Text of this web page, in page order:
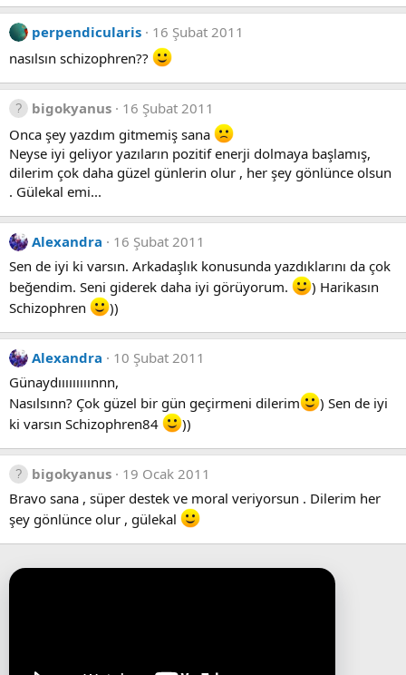
perpendicularis
16 Şubat 2011
nasılsın schizophren??
bigokyanus
16 Şubat 2011
Onca şey yazdım gitmemiş sana
Neyse iyi geliyor yazıların pozitif enerji dolmaya başlamış,
dilerim çok daha güzel günlerin olur , her şey gönlünce olsun
. Gülekal emi...
Alexandra
16 Şubat 2011
Sen de iyi ki varsın. Arkadaşlık konusunda yazdıklarını da çok
beğendim. Seni giderek daha iyi görüyorum.
) Harikasın
Schizophren
))
Alexandra
10 Şubat 2011
Günaydııııııııınnn,
Nasılsınn? Çok güzel bir gün geçirmeni dilerim
) Sen de iyi
ki varsın Schizophren84
))
bigokyanus
19 Ocak 2011
Bravo sana , süper destek ve moral veriyorsun . Dilerim her
şey gönlünce olur , gülekal